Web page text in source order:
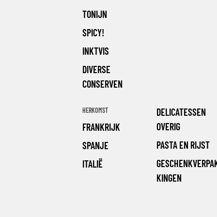
TONIJN
SPICY!
INKTVIS
DIVERSE
CONSERVEN
HERKOMST
FRANKRIJK
SPANJE
ITALIË
DELICATESSEN
OVERIG
PASTA EN RIJST
KINGEN